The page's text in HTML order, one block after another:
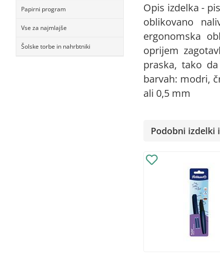
Papirni program
Vse za najmlajše
Šolske torbe in nahrbtniki
Opis izdelka -
oblikovano
ergonomska
oprijem
praska, tako
barvah: modri,
ali 0,5 mm
Podobni izdelki